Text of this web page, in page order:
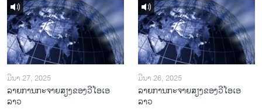
ມີນາ 27, 2025
ລາຍການກະຈາຍສຽງຂອງວີໂອເອ
ລາວ
ມີນາ 26, 2025
ລາຍການກະຈາຍສຽງຂອງວີໂອເອ
ລາວ